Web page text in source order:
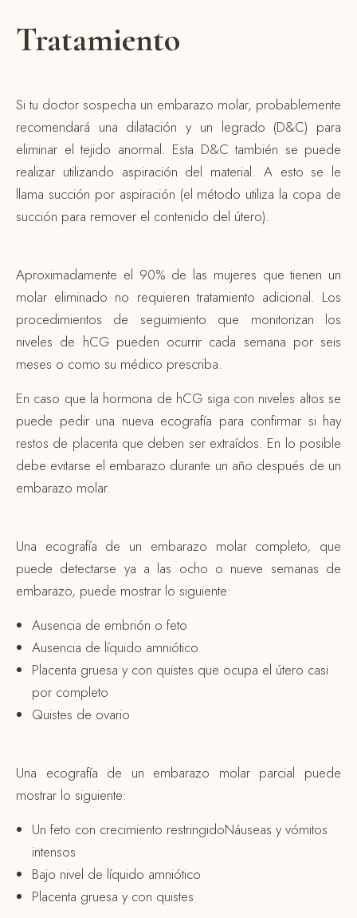
Tratamiento
Si tu doctor sospecha un embarazo molar, probablemente
recomendará una dilatación y un legrado (D&C) para
eliminar el tejido anormal. Esta D&C también se puede
realizar utilizando aspiración del material. A esto se le
llama succión por aspiración (el método utiliza la copa de
succión para remover el contenido del útero).
Aproximadamente el 90% de las mujeres que tienen un
molar eliminado no requieren tratamiento adicional. Los
procedimientos de seguimiento que monitorizan los
niveles de hCG pueden ocurrir cada semana por seis
meses o como su médico prescriba.
En caso que la hormona de hCG siga con niveles altos se
puede pedir una nueva ecografía para confirmar si hay
restos de placenta que deben ser extraídos. En lo posible
debe evitarse el embarazo durante un año después de un
embarazo molar.
Una ecografía de un embarazo molar completo, que
puede detectarse ya a las ocho o nueve semanas de
embarazo, puede mostrar lo siguiente:
Ausencia de embrión o feto
Ausencia de líquido amniótico
Placenta gruesa y con quistes que ocupa el útero casi
por completo
Quistes de ovario
Una ecografía de un embarazo molar parcial puede
mostrar lo siguiente:
Un feto con crecimiento restringidoNáuseas y vómitos
intensos
Bajo nivel de líquido amniótico
Placenta gruesa y con quistes